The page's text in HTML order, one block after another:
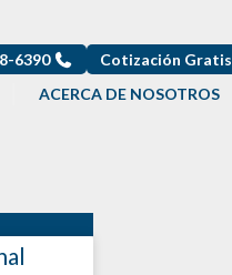
6390 Cotización Gratis
ACERCA DE NOSOTROS